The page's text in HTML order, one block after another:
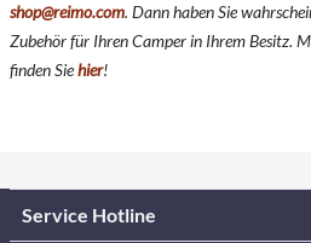
shop@reimo.com. Dann haben Sie
Zubehör für Ihren Camper in Ihrem Besitz.
finden Siehier!
Service Hotline